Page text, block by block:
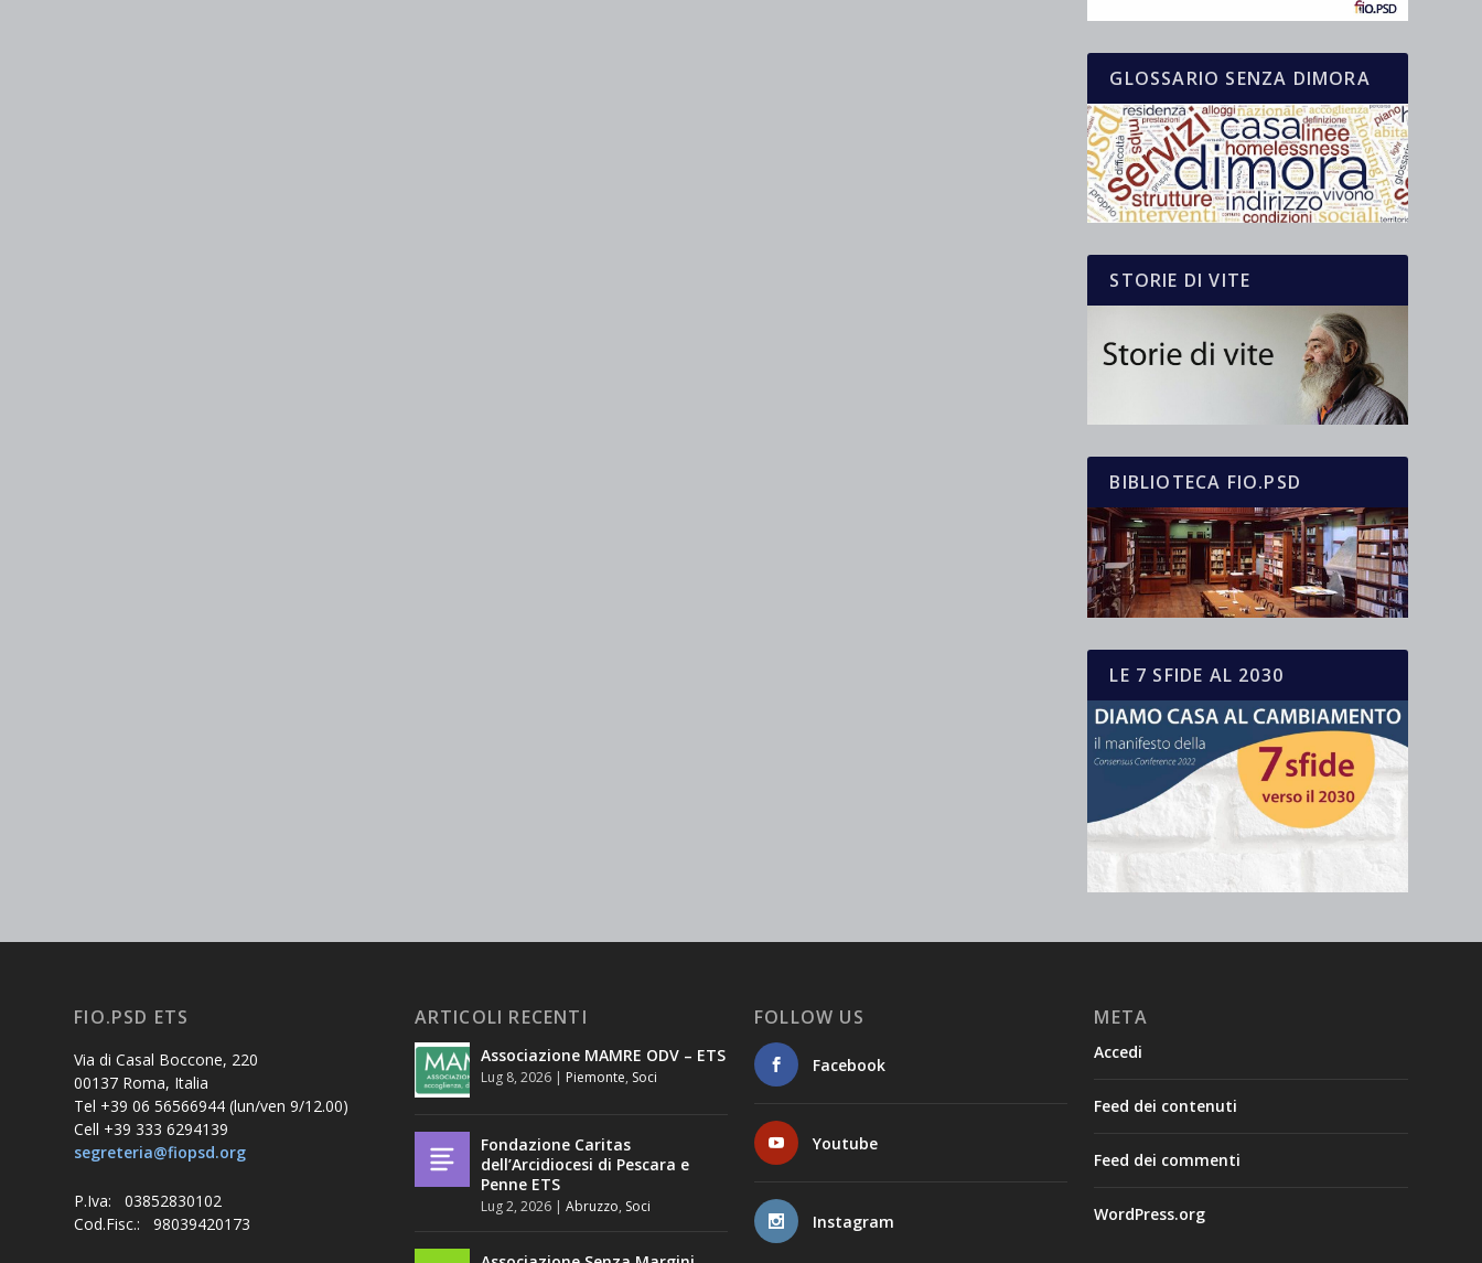
GLOSSARIO SENZA DIMORA
STORIE DI VITE
BIBLIOTECA FIO.PSD
LE 7 SFIDE AL 2030
FIO.PSD ETS
Via di Casal Boccone, 220
00137 Roma, Italia
Tel +39 06 56566944 (lun/ven 9/12.00)
Cell +39 333 6294139
segreteria@fiopsd.org
P.Iva: 03852830102
Cod.Fisc.: 98039420173
ARTICOLI RECENTI
Associazione MAMRE ODV – ETS
Lug 8, 2026| Piemonte, Soci
Fondazione Caritas
dell’Arcidiocesi di Pescara e
Penne ETS
Lug 2, 2026| Abruzzo, Soci
FOLLOW US
Facebook
Youtube
Instagram
META
Accedi
Feed dei contenuti
Feed dei commenti
WordPress.org